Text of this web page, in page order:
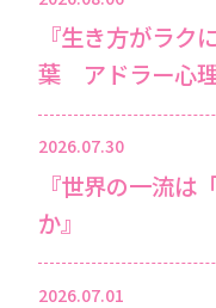
『生き方がラ
葉 アドラー心
2026.07.30
『世界の一流は
か』
2026.07.01